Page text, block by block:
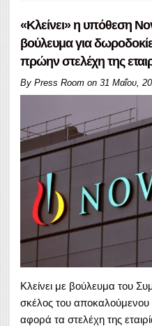
«Κλείνει» η υπόθεση
βούλευμα για
πρώην στελέχη της
By Press Room on 31 Μαΐου,
Κλείνει με βούλευμα του
σκέλος του
αφορά τα στελέχη της